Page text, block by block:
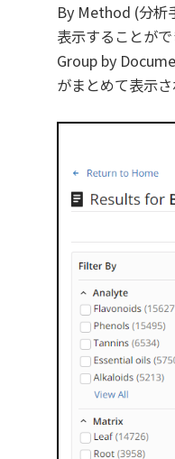
By Method (分析
表示することが
Group by
がまとめて表示